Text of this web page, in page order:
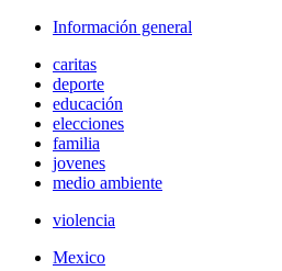
Información general
caritas
deporte
educación
elecciones
familia
jovenes
medio ambiente
violencia
Mexico